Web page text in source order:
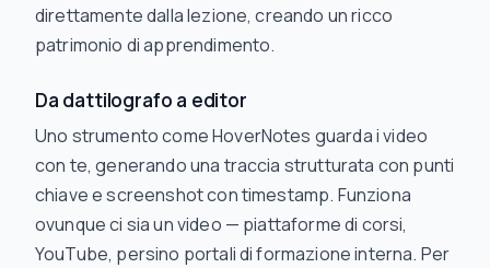
direttamente dalla lezione, creando un ricco
patrimonio di apprendimento.
Da dattilografo a editor
Uno strumento come HoverNotes guarda i video
con te, generando una traccia strutturata con punti
chiave e screenshot con timestamp. Funziona
ovunque ci sia un video — piattaforme di corsi,
YouTube, persino portali di formazione interna. Per